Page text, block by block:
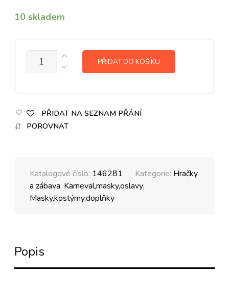
10 skladem
MNOŽSTVÍ PŘIDAT DO KOŠÍKU
PŘIDAT NA SEZNAM PŘÁNÍ
POROVNAT
Katalogové číslo: 146281 Kategorie: Hračky
a zábava, Karneval,masky,oslavy,
Masky,kostýmy,doplňky
Popis